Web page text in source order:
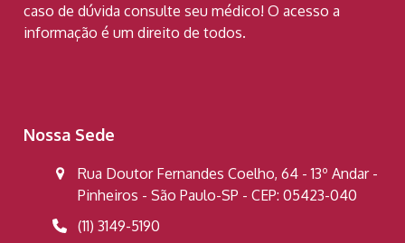
caso de dúvida consulte seu médico! O acesso a
informação é um direito de todos.
Nossa Sede
Rua Doutor Fernandes Coelho, 64 - 13º Andar -
Pinheiros - São Paulo-SP - CEP: 05423-040
(11) 3149-5190